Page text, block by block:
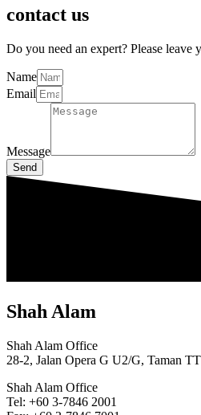
contact us
Do you need an expert? Please
Name
Email
Message
Send
Shah Alam
Shah Alam Office
28-2, Jalan Opera G U2/G, Taman
Shah Alam Office
Tel: +60 3-7846 2001